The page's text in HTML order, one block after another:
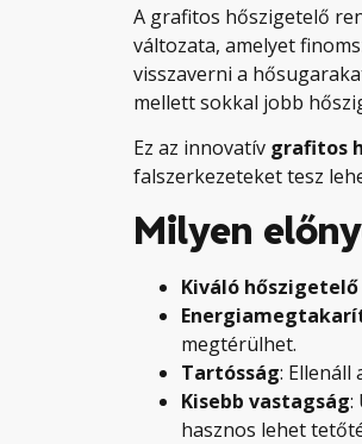
A grafitos hőszigetelő
változata, amelyet
visszaverni a
mellett sokkal jobb
Ez az innovatív grafitos
falszerkezeteket tesz
Milyen
Kiváló
megtérülhet.
Tartósság: Ellenáll
Kisebb vastagság:
hasznos lehet